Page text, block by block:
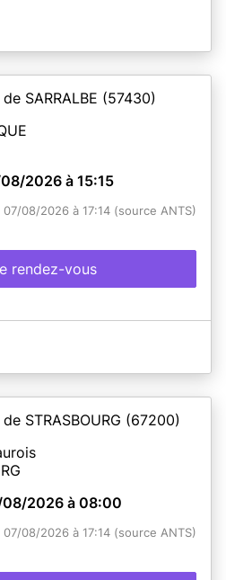
SARRALBE (57430)
2026 à 15:15
08/2026 à 17:14 (source ANTS)
rendez-vous
STRASBOURG (67200)
08/2026 à 08:00
08/2026 à 17:14 (source ANTS)